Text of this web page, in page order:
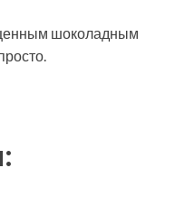
шоколадным